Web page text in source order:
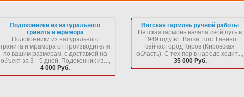
Подоконники из натурального
гранита и мрамора
Подоконники из натурального
гранита и мрамора от производителя
по вашим размерам, с доставкой на
объект за 3 - 5 дней. Подоконник из...,
4 000 Руб.
Вятская гармонь ручной работы
Вятская гармонь начала свой путь в
1949 году в г. Вятка, пос. Ганино
сейчас город Киров (Кировская
область). С тех пор в народе ходит...,
35 000 Руб.